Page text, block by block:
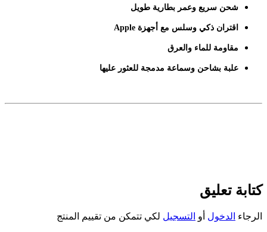
شحن سريع وعمر بطارية طويل
اقتران ذكي وسلس مع أجهزة Apple
مقاومة للماء والعرق
علبة بشاحن وسماعة مدمجة للعثور عليها
كتابة تعليق
الرجاء الدخول أو التسجيل لكي تتمكن من تقييم المنتج